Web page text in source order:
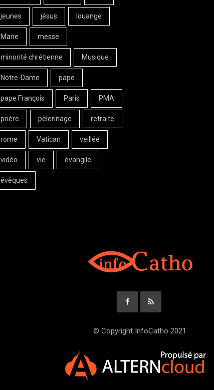
jeunes jésus louange
Marie messe
minorité chrétienne Musique
Notre-Dame pape
pape François Paris PMA
prière pèlerinage retraite
rome Vatican veillée
vidéo vie évangile
évêques
© Copyright InfoCatho 2021.